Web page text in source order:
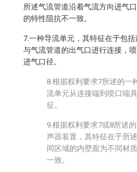
所述气流管道沿着气流方向进气
的特性阻抗不一致。
7.一种导流单元，其特征在于包
与气流管道的出气口进行连接，
进气口径。
8.根据权利要求7所述的一
流单元从连接端到喷口端
征。
9.根据权利要求7或8所述
声器装置，其特征在于所
同区域的内壁面为不同材
一致。